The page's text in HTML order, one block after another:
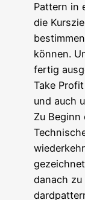
Pat­tern in
die
kön­nen.
fer­tig
Take
und auch
Zu
danach